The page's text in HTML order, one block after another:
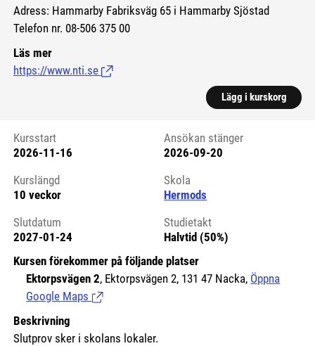
Adress: Hammarby Fabriksväg 65 i Hammarby Sjöstad
Telefon nr. 08-506 375 00
Läs mer
https://www.nti.se (Länk till extern sida.)
Lägg i kurskorg
Kursstart 6125436
Kursstart
2026-11-16
Ansökan stänger
2026-09-20
Kurslängd
10 veckor
Skola
Hermods
Slutdatum
2027-01-24
Studietakt
Halvtid (50%)
Kursen förekommer på följande platser
Ektorpsvägen 2, Ektorpsvägen 2, 131 47 Nacka, Öppna
Google Maps (Länk till extern sida.)
Beskrivning
Slutprov sker i skolans lokaler.